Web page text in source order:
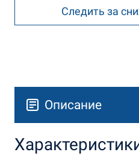
Следить за
Описание